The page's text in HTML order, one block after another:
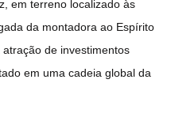
em terreno localizado às
da montadora ao Espírito
de investimentos
em uma cadeia global da